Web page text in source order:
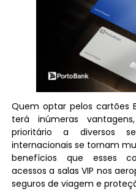
Quem optar pelos cartões
terá inúmeras
prioritário a diversos
internacionais se tornam
benefícios que esses
acessos a salas VIP nos
seguros de viagem e